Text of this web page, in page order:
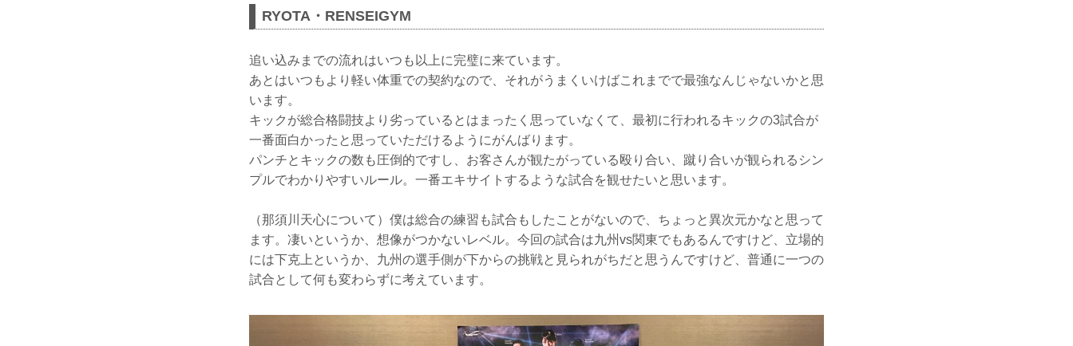
RYOTA・RENSEIGYM
追い込みまでの流れはいつも以上に完璧に来ています。
あとはいつもより軽い体重での契約なので、それがうまくいけばこれまでで最強なんじゃないかと思
います。
キックが総合格闘技より劣っているとはまったく思っていなくて、最初に行われるキックの3試合が
一番面白かったと思っていただけるようにがんばります。
パンチとキックの数も圧倒的ですし、お客さんが観たがっている殴り合い、蹴り合いが観られるシン
プルでわかりやすいルール。一番エキサイトするような試合を観せたいと思います。
（那須川天心について）僕は総合の練習も試合もしたことがないので、ちょっと異次元かなと思って
ます。凄いというか、想像がつかないレベル。今回の試合は九州vs関東でもあるんですけど、立場的
には下克上というか、九州の選手側が下からの挑戦と見られがちだと思うんですけど、普通に一つの
試合として何も変わらずに考えています。